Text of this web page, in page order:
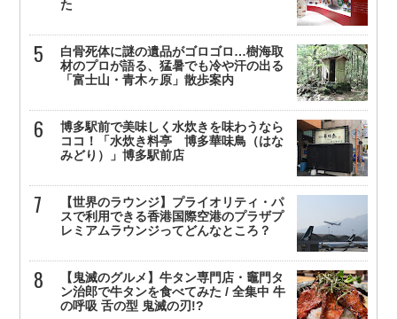
た
白骨死体に謎の遺品がゴロゴロ…樹海取
材のプロが語る、猛暑でも冷や汗の出る
「富士山・青木ヶ原」散歩案内
博多駅前で美味しく水炊きを味わうなら
ココ！「水炊き料亭 博多華味鳥（はな
みどり）」博多駅前店
【世界のラウンジ】プライオリティ・パ
スで利用できる香港国際空港のプラザプ
レミアムラウンジってどんなところ？
【鬼滅のグルメ】牛タン専門店・竈門タ
ン治郎で牛タンを食べてみた / 全集中 牛
の呼吸 舌の型 鬼滅の刃!?